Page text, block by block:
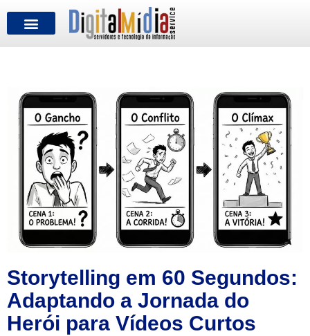
Storytelling em 60 Segundos:
Adaptando a Jornada do
Herói para Vídeos Curtos